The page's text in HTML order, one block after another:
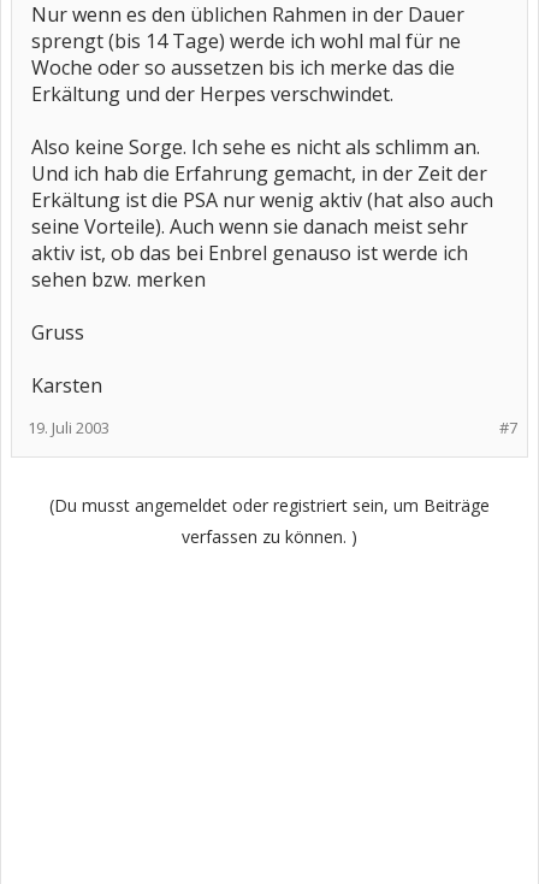
Nur wenn es den üblichen Rahmen in der Dauer
sprengt (bis 14 Tage) werde ich wohl mal für ne
Woche oder so aussetzen bis ich merke das die
Erkältung und der Herpes verschwindet.
Also keine Sorge. Ich sehe es nicht als schlimm an.
Und ich hab die Erfahrung gemacht, in der Zeit der
Erkältung ist die PSA nur wenig aktiv (hat also auch
seine Vorteile). Auch wenn sie danach meist sehr
aktiv ist, ob das bei Enbrel genauso ist werde ich
sehen bzw. merken
Gruss
Karsten
#7
19. Juli 2003
(Du musst angemeldet oder registriert sein, um Beiträge
verfassen zu können. )